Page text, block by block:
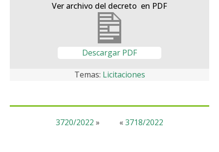
Ver archivo del decreto en PDF
Descargar PDF
Temas: Licitaciones
«3718/2022
3720/2022 »